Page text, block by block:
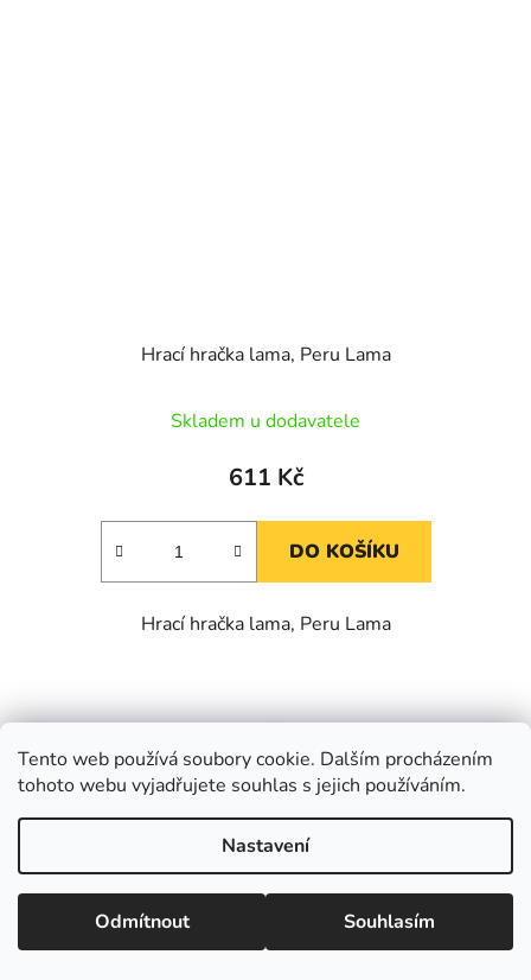
Tento web používá soubory cookie. Dalším procházením
tohoto webu vyjadřujete souhlas s jejich používáním.
Nastavení
Odmítnout Souhlasím
Hrací hračka lama, Peru Lama
Skladem u dodavatele
611 Kč
DO KOŠÍKU
Hrací hračka lama, Peru Lama
Kód:BHBFE053043_GOODNIGHT